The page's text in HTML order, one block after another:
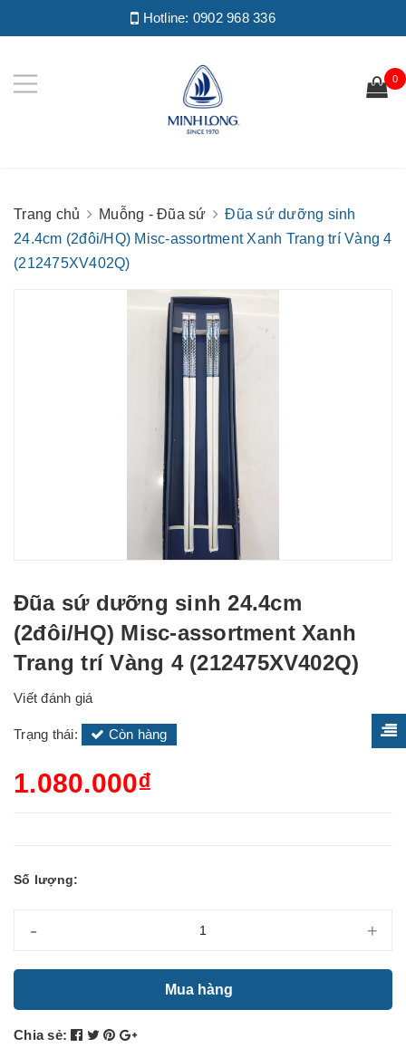
Hotline: 0902 968 336
0
Trang chủ Muỗng - Đũa sứ
Đũa sứ dưỡng sinh
24.4cm (2đôi/HQ) Misc-assortment Xanh Trang trí Vàng 4
(212475XV402Q)
Đũa sứ dưỡng sinh 24.4cm
(2đôi/HQ) Misc-assortment Xanh
Trang trí Vàng 4 (212475XV402Q)
Viết đánh giá
Trạng thái: Còn hàng
1.080.000₫
Số lượng:
- +
Mua hàng
Chia sẻ: